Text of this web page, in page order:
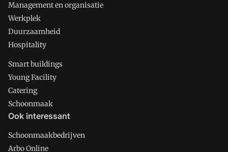
Management en organisatie
Werkplek
Duurzaamheid
Hospitality
Smart buildings
Young Facility
Catering
Schoonmaak
Ook interessant
Schoonmaakbedrijven
Arbo Online